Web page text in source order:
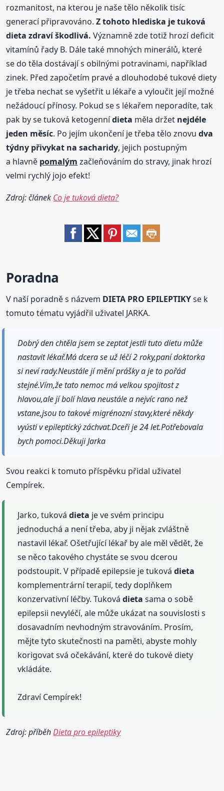
rozmanitost, na kterou je naše tělo několik tisíc
generací připravováno. Z tohoto hlediska je tuková
dieta zdraví škodlivá. Významně zde totiž hrozí deficit
vitamínů řady B. Dále také mnohých minerálů, které
se do těla dostávají s obilnými potravinami, například
zinek. Před započetím pravé a dlouhodobé tukové diety
je třeba nechat se vyšetřit u lékaře a vyloučit její možné
nežádoucí přínosy. Pokud se s lékařem neporadíte, tak
pak by se tuková ketogennídieta měla držet nejdéle
jeden měsíc. Po jejím ukončení je třeba tělo znovudva
týdny přivykat na sacharidy, jejich postupným
a hlavně pomalým začleňováním do stravy, jinak hrozí
velmi rychlý jojo efekt!
Zdroj: článek Co je tuková dieta?
Poradna
V naší poradně s názvem DIETA PRO EPILEPTIKYse k
tomuto tématu vyjádřil uživatel JARKA.
Dobrý den chtěla jsem se zeptat jestli tuto dietu může
nastavit lékař.Má dcera se už léčí 2 roky,paní doktorka
si neví rady.Neustále jí mění prášky a je to pořád
stejné.Vím,že tato nemoc má velkou spojitost z
hlavou,ale jí bolí hlava neustále a nejvíc rano než
vstane,jsou to takové migrénozní stavy,které někdy
vyústi v epileptický záchvat.Dceři je 24 let.Potřebovala
bych pomoci.Děkuji Jarka
Svou reakci k tomuto příspěvku přidal uživatel
Cempírek.
Jarko, tukovádieta je ve svém principu
jednoduchá a není třeba, aby ji nějak zvláštně
nastavil lékař. Ošetřující lékař by ale měl vědět, že
se něco takového chystáte se svou dcerou
podstoupit. V případě epilepsie je tukovádieta
komplementrární terapií, tedy doplňkem
konzervativní léčby. Tukovádieta sama o sobě
epilepsii nevyléčí, ale může ukázat na souvislosti s
dosavadním nevhodným stravováním. Prosím,
mějte tyto skutečnosti na paměti, abyste mohly
korigovat svá očekávání, které do tukové diety
vkládáte.
Zdraví Cempírek!
Zdroj: příběhDieta pro epileptiky